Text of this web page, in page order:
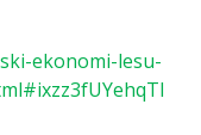
ekonomi-lesu-